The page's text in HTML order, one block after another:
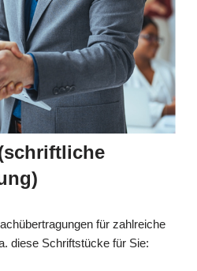
für zahlreiche
diese Schriftstücke für Sie: